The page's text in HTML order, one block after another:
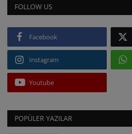
FOLLOW US
Facebook
Instagram
Youtube
POPÜLER YAZILAR